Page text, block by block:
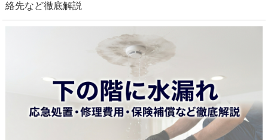
絡先など徹底解説